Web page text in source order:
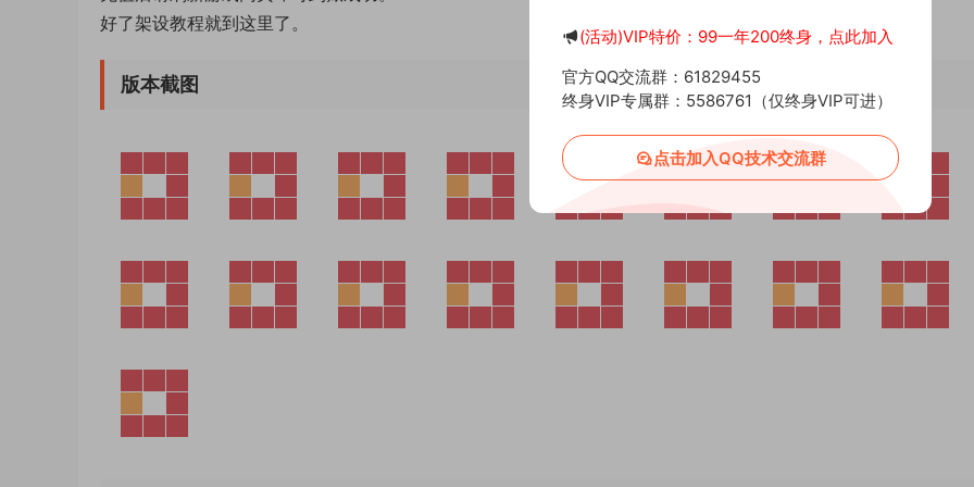
好了架设教程就到这里了。
版本截图
(活动)VIP特价：99一年200终身，点此加入
官方QQ交流群：61829455
终身VIP专属群：5586761（仅终身VIP可进）
点击加入QQ技术交流群